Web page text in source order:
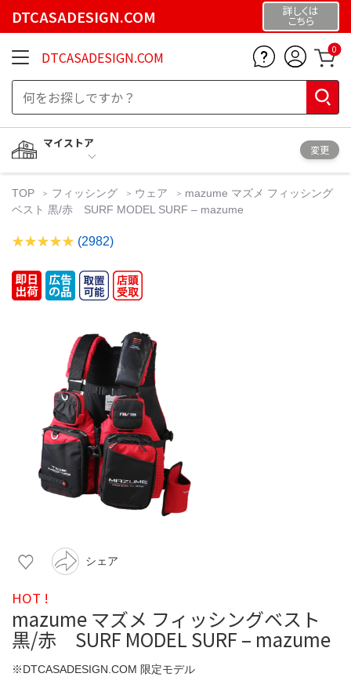
DTCASADESIGN.COM 詳しくは
こちら
DTCASADESIGN.COM 0
マイストア
変更
TOP フィッシング ウェア
mazume マズメ フィッシング
ベスト 黒/赤 SURF MODEL SURF – mazume
(2982)
シェア
HOT !
mazume マズメ フィッシングベスト
黒/赤 SURF MODEL SURF – mazume
※DTCASADESIGN.COM 限定モデル